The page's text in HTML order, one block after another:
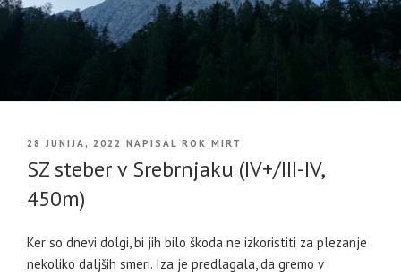
OBJAVLJENO
28 JUNIJA, 2022 NAPISAL ROK MIRT
SZ steber v Srebrnjaku (IV+/III-IV,
450m)
Ker so dnevi dolgi, bi jih bilo škoda ne izkoristiti za plezanje
nekoliko daljših smeri. Iza je predlagala, da gremo v